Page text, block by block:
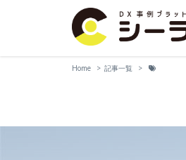
Home 記事一覧